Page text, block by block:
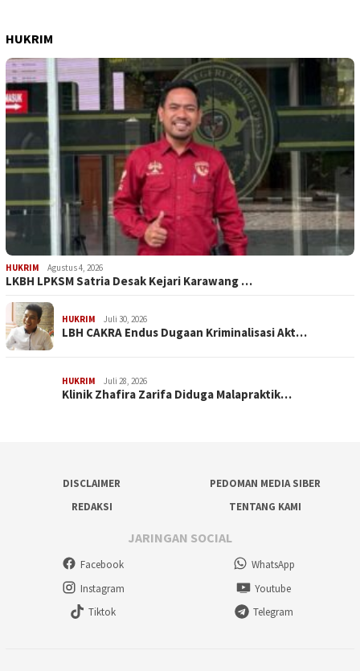
HUKRIM
HUKRIM Agustus 4, 2026
LKBH LPKSM Satria Desak Kejari Karawang …
HUKRIM Juli 30, 2026
LBH CAKRA Endus Dugaan Kriminalisasi Akt…
HUKRIM Juli 28, 2026
Klinik Zhafira Zarifa Diduga Malapraktik…
DISCLAIMER
PEDOMAN MEDIA SIBER
REDAKSI
TENTANG KAMI
JARINGAN SOCIAL
Facebook
WhatsApp
Instagram
Youtube
Tiktok
Telegram